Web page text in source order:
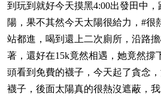
到玩到就好今天摸黑4:00出發田中
陽，果不其然今天太陽很給力，#
站都進，喝到還上二次廁所，沿路
著，還好在15k竟然相遇，她竟然撐
頭看到免費的襪子，今天起了貪念
襪子，後面太陽真的很熱沒遮蔽，